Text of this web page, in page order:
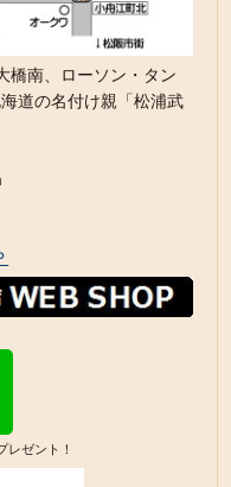
橋南、ローソン・タン
道の名付け親「松浦武
レゼント！